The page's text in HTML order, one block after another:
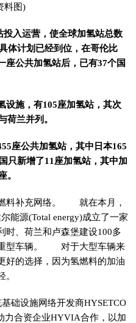
料图)
入运营，使全球加氢站总数
体计划已经到位，在哥伦比
座公共加氢站后，已有37个国
设施，有105座加氢站，其次
荷兰并列。
座公共加氢站，其中日本165
只新增了11座加氢站，其中加
。
料补充网络。 就在本月，
能源(Total energy)成立了一家
时、荷兰和卢森堡建设100多
重型车辆。 对于大型车辆来
好的选择，因为氢燃料的加油
础设施网络开发商HYSETCO
力合资企业HYVIA合作，以加